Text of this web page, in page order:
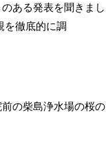
ある発表を聞きまし
を徹底的に調
の柴島浄水場の桜の